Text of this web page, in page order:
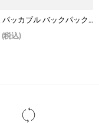
SEA 撥水 パッカブル バックパック 20L
(税込)